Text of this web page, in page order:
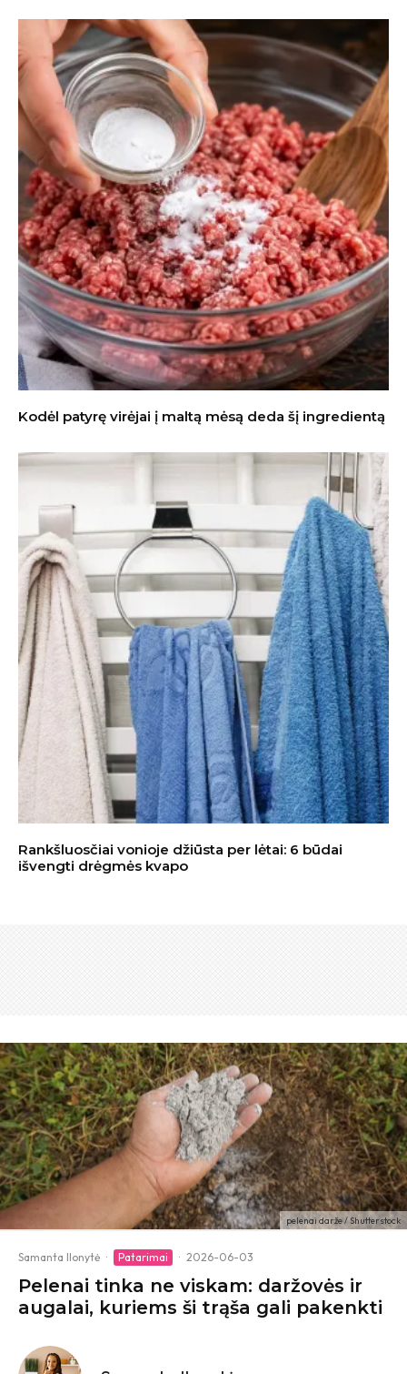
Kodėl patyrę virėjai į maltą mėsą deda šį ingredientą
Rankšluosčiai vonioje džiūsta per lėtai: 6 būdai
išvengti drėgmės kvapo
pelenai darže / Shutterstock
Samanta Ilonytė · Patarimai · 2026-06-03
Pelenai tinka ne viskam: daržovės ir
augalai, kuriems ši trąša gali pakenkti